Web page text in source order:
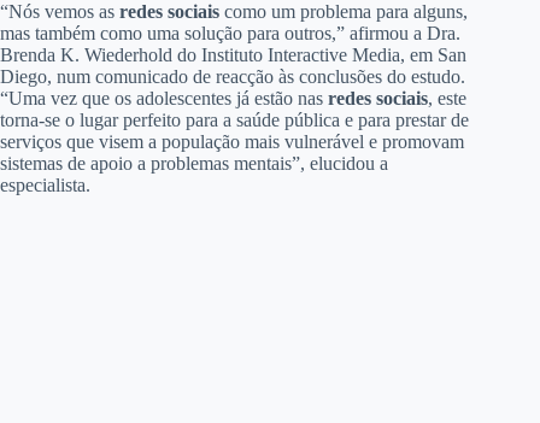
“Nós vemos as redes sociais como um problema para alguns,
mas também como uma solução para outros,” afirmou a Dra.
Brenda K. Wiederhold do Instituto Interactive Media, em San
Diego, num comunicado de reacção às conclusões do estudo.
“Uma vez que os adolescentes já estão nas redes sociais, este
torna-se o lugar perfeito para a saúde pública e para prestar de
serviços que visem a população mais vulnerável e promovam
sistemas de apoio a problemas mentais”, elucidou a
especialista.